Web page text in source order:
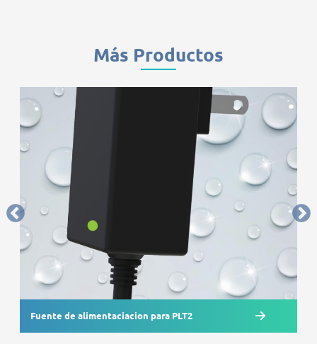
Más Productos
Fuente de alimentaciacion para PLT2